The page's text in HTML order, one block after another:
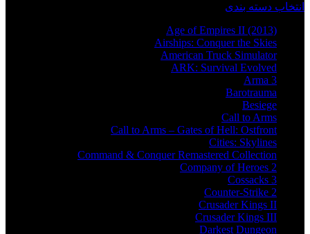
انتخاب دسته بندی
Age of Empires II (2013)
Airships: Conquer the Skies
American Truck Simulator
ARK: Survival Evolved
Arma 3
Barotrauma
Besiege
Call to Arms
Call to Arms – Gates of Hell: Ostfront
Cities: Skylines
Command & Conquer Remastered Collection
Company of Heroes 2
Cossacks 3
Counter-Strike 2
Crusader Kings II
Crusader Kings III
Darkest Dungeon